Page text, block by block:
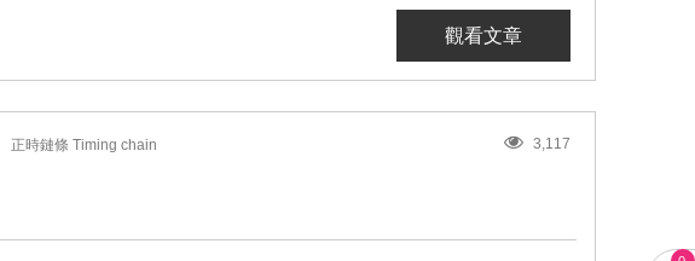
觀看文章
正時鏈條 Timing chain 3,117